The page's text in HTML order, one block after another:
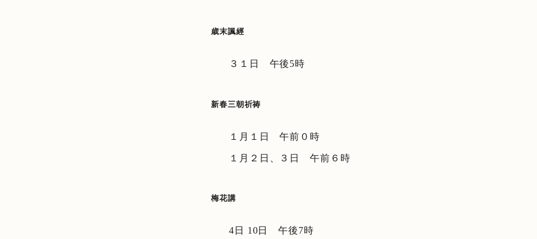
歳末諷經
３１日 午後5時
新春三朝祈祷
１月１日 午前０時
１月２日、３日 午前６時
梅花講
4日 10日 午後7時